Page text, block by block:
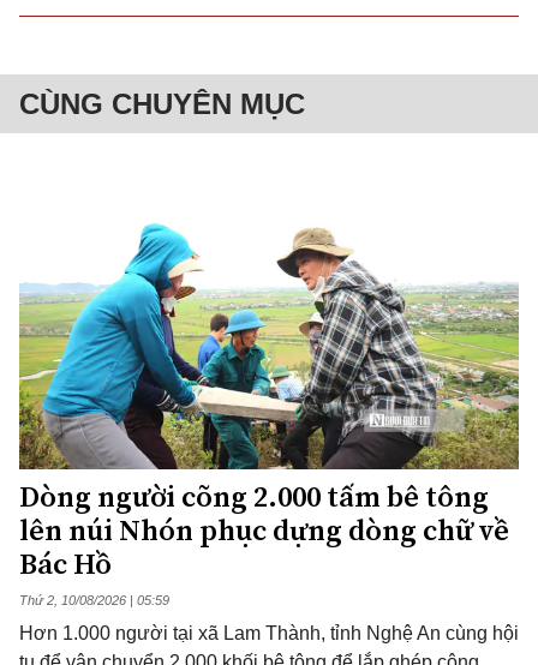
CÙNG CHUYÊN MỤC
Dòng người cõng 2.000 tấm bê tông
lên núi Nhón phục dựng dòng chữ về
Bác Hồ
Thứ 2, 10/08/2026 | 05:59
Hơn 1.000 người tại xã Lam Thành, tỉnh Nghệ An cùng hội